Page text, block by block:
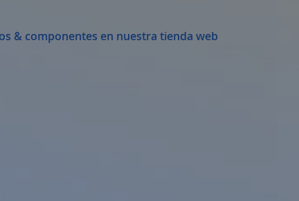
& componentes en nuestra tienda web